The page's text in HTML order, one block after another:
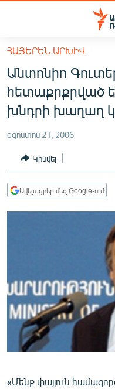
Մատչելիության
հիմնական
բովանդակությանը
Անցնել
հիմնական
մենյուին
ՀԱՅԱՍՏԱՆ
ՔԱՂԱՔԱԿԱՆ
ՀԱՍԱՐԱԿՈՒԹՅՈՒՆ
ՏՆՏԵՍՈՒԹՅՈՒՆ
ՂԱՐԱԲԱՂ
ՊԱՏԵՐԱԶՄԻ 6
ՄՇԱԿՈՒՅԹ
ՍՊՈՐՏ
ՄԵԿՆԱԲԱՆՈՒԹՅՈՒՆ
ԿՈՐՈՆԱՎԻՐՈՒՍ
ՀԱՅԵՐԵՆ ԱՐԽԻՎ
Անտոնիո
հետաքրքրված
խնդրի խաղաղ
օգոստոս 21, 2006
Կիսվել
Ավելացրեք մեզ Google-ում
«Մենք փայլուն